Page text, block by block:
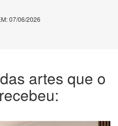
07/06/2026
artes que o